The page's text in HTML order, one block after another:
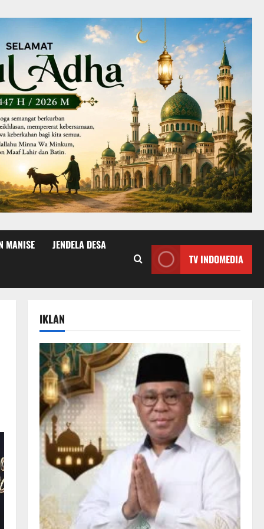
MANISE
JENDELA DESA
TV INDOMEDIA
IKLAN